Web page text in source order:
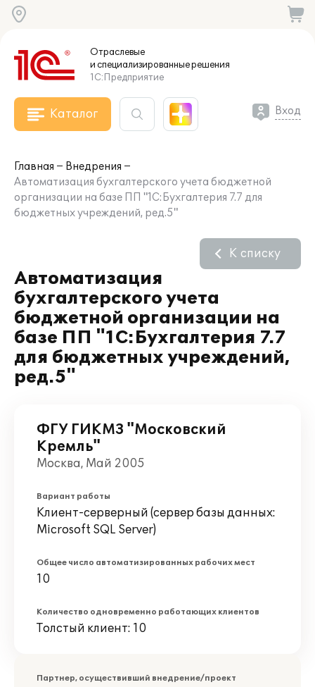
Отраслевые
и специализированныерешения
1С:Предприятие
Каталог Вход
Главная
Внедрения
Автоматизация бухгалтерского учета бюджетной
организации на базе ПП "1С:Бухгалтерия 7.7 для
бюджетных учреждений, ред.5"
Автоматизация
бухгалтерского учета
бюджетной организации на
базе ПП "1С:Бухгалтерия 7.7
для бюджетных учреждений,
ред.5"
К списку
ФГУ ГИКМЗ "Московский
Кремль"
Москва, Май 2005
Вариант работы
Клиент-серверный (сервер базы данных:
Microsoft SQL Server)
Общее число автоматизированных рабочих мест
10
Количество одновременно работающих клиентов
Толстый клиент: 10
Партнер, осуществивший внедрение/проект